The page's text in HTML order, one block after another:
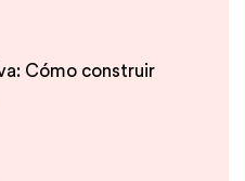
Cómo construir